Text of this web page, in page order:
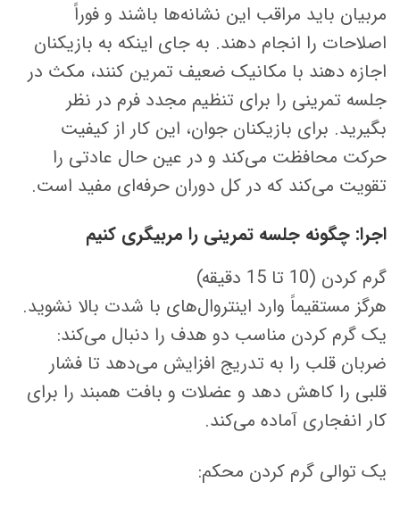
مربیان باید مراقب این نشانه‌ها باشند و فوراً
اصلاحات را انجام دهند. به جای اینکه به بازیکنان
اجازه دهند با مکانیک ضعیف تمرین کنند، مکث در
جلسه تمرینی را برای تنظیم مجدد فرم در نظر
بگیرید. برای بازیکنان جوان، این کار از کیفیت
حرکت محافظت می‌کند و در عین حال عادتی را
تقویت می‌کند که در کل دوران حرفه‌ای مفید است.
اجرا: چگونه جلسه تمرینی را مربیگری کنیم
گرم کردن (10 تا 15 دقیقه)
هرگز مستقیماً وارد اینتروال‌های با شدت بالا نشوید.
یک گرم کردن مناسب دو هدف را دنبال می‌کند:
ضربان قلب را به تدریج افزایش می‌دهد تا فشار
قلبی را کاهش دهد و عضلات و بافت همبند را برای
کار انفجاری آماده می‌کند.
یک توالی گرم کردن محکم: